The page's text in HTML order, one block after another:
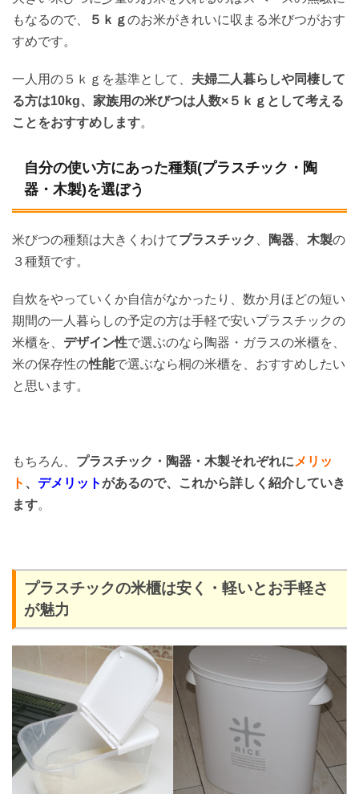
もなるので、
５ｋｇのお米がきれいに収まる米びつがおす
すめです。
一人用の５ｋｇを基準として、 夫婦二人暮らしや同棲して
る方は10kg、家族用の米びつは人数×５ｋｇとして考える
ことをおすすめします。
自分の使い方にあった種類(プラスチック・陶
器・木製)を選ぼう
米びつの種類は大きくわけてプラスチック 、 陶器、 木製の
３種類です。
自炊をやっていくか自信がなかったり、数か月ほどの短い
期間の一人暮らしの予定の方は手軽で安いプラスチックの
米櫃を、 デザイン性で選ぶのなら陶器・ガラスの米櫃を、
米の保存性の性能で選ぶなら桐の米櫃を、おすすめしたい
と思います。
もちろん、 プラスチック・陶器・木製それぞれにメリッ
ト 、 デメリットがあるので、これから詳しく紹介していき
ます。
プラスチックの米櫃は安く・軽いとお手軽さ
が魅力